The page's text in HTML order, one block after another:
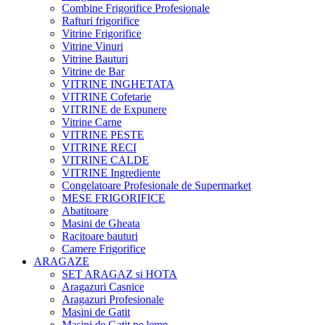
Combine Frigorifice Profesionale
Rafturi frigorifice
Vitrine Frigorifice
Vitrine Vinuri
Vitrine Bauturi
Vitrine de Bar
VITRINE INGHETATA
VITRINE Cofetarie
VITRINE de Expunere
Vitrine Carne
VITRINE PESTE
VITRINE RECI
VITRINE CALDE
VITRINE Ingrediente
Congelatoare Profesionale de Supermarket
MESE FRIGORIFICE
Abatitoare
Masini de Gheata
Racitoare bauturi
Camere Frigorifice
ARAGAZE
SET ARAGAZ si HOTA
Aragazuri Casnice
Aragazuri Profesionale
Masini de Gatit